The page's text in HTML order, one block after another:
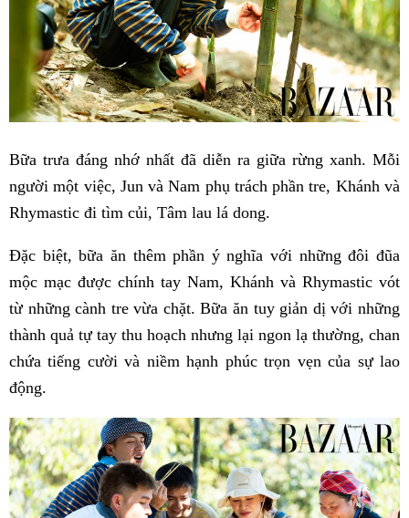
Bữa trưa đáng nhớ nhất đã diễn ra giữa rừng xanh. Mỗi
người một việc, Jun và Nam phụ trách phần tre, Khánh và
Rhymastic đi tìm củi, Tâm lau lá dong.
Đặc biệt, bữa ăn thêm phần ý nghĩa với những đôi đũa
mộc mạc được chính tay Nam, Khánh và Rhymastic vót
từ những cành tre vừa chặt. Bữa ăn tuy giản dị với những
thành quả tự tay thu hoạch nhưng lại ngon lạ thường, chan
chứa tiếng cười và niềm hạnh phúc trọn vẹn của sự lao
động.